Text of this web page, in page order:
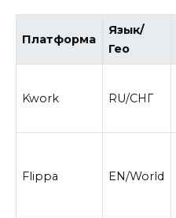
Платформа
Язык/
Гео
Kwork RU/СНГ
Flippa EN/World